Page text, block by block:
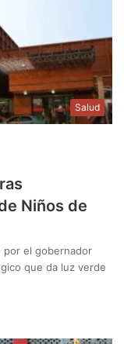
Salud
Niños de
por el gobernador
que da luz verde